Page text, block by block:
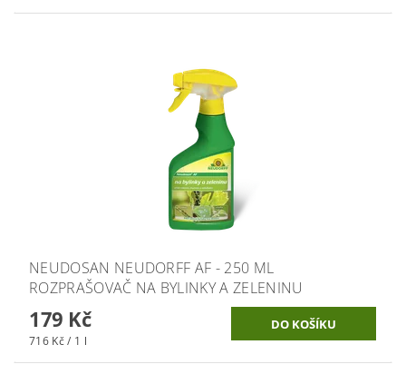
NEUDOSAN NEUDORFF AF - 250 ML
ROZPRAŠOVAČ NA BYLINKY A ZELENINU
179 Kč
716 Kč / 1 l